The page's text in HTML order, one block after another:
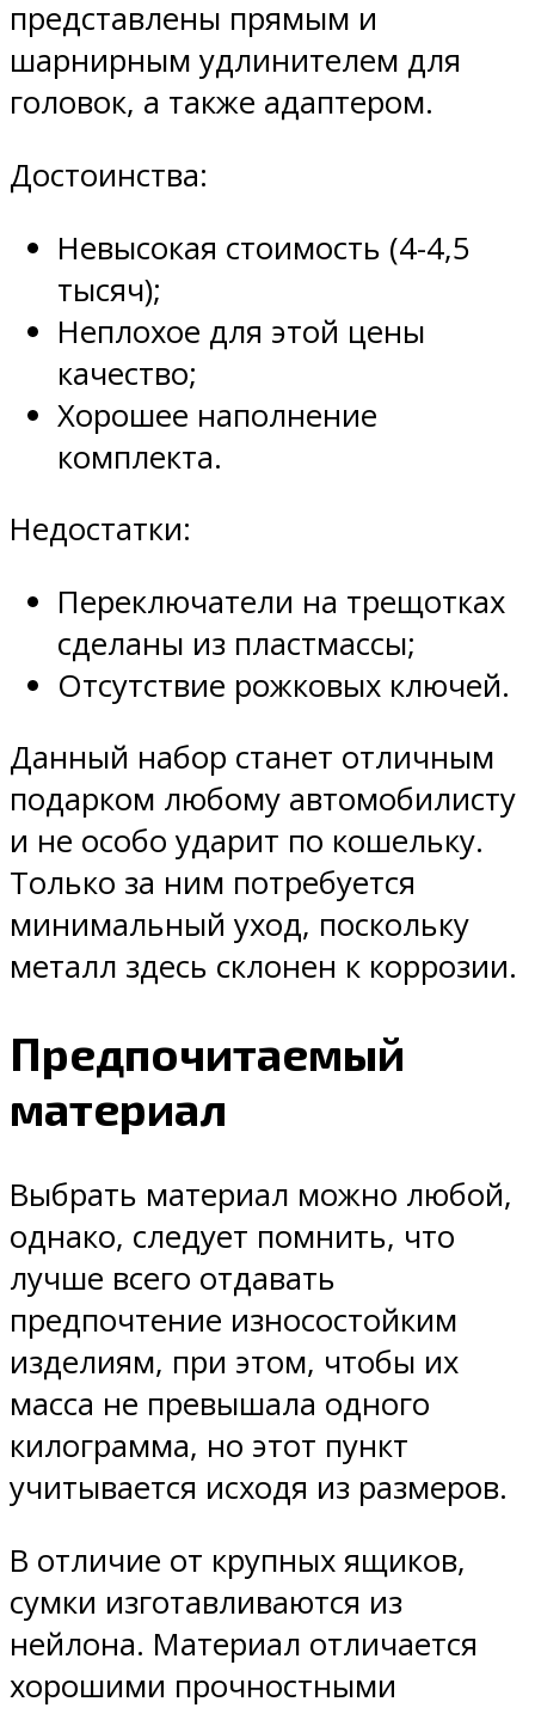
представлены прямым и
шарнирным удлинителем для
головок, а также адаптером.
Достоинства:
Невысокая стоимость (4-4,5
тысяч);
Неплохое для этой цены
качество;
Хорошее наполнение
комплекта.
Недостатки:
Переключатели на трещотках
сделаны из пластмассы;
Отсутствие рожковых ключей.
Данный набор станет отличным
подарком любому автомобилисту
и не особо ударит по кошельку.
Только за ним потребуется
минимальный уход, поскольку
металл здесь склонен к коррозии.
Предпочитаемый
материал
Выбрать материал можно любой,
однако, следует помнить, что
лучше всего отдавать
предпочтение износостойким
изделиям, при этом, чтобы их
масса не превышала одного
килограмма, но этот пункт
учитывается исходя из размеров.
В отличие от крупных ящиков,
сумки изготавливаются из
нейлона. Материал отличается
хорошими прочностными